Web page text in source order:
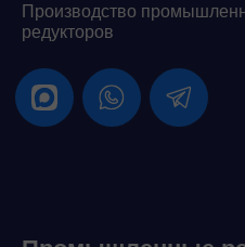
Производство
редукторов